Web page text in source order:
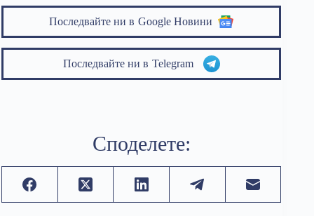
Последвайте ни в Google Новини
Последвайте ни в Telegram
Споделете: